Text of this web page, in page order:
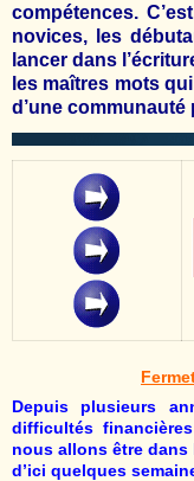
compétences.
novices, les
lancer dans
les maîtres mots
d’une
Depuis plusieurs
difficultés
nous allons être dans
d’ici quelques